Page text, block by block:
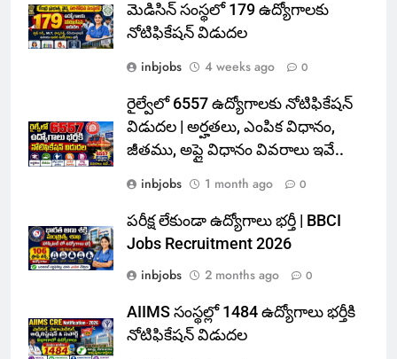
మెడిసిన్ సంస్థలో 179 ఉద్యోగాలకు
నోటిఫికేషన్ విడుదల
inbjobs
4 weeks ago 0
రైల్వేలో 6557 ఉద్యోగాలకు నోటిఫికేషన్
విడుదల | అర్హతలు, ఎంపిక విధానం,
జీతము, అప్లై విధానం వివరాలు ఇవే..
inbjobs
1 month ago 0
పరీక్ష లేకుండా ఉద్యోగాలు భర్తీ | BBCI
Jobs Recruitment 2026
inbjobs
2 months ago 0
AIIMS సంస్థల్లో 1484 ఉద్యోగాలు భర్తీకి
నోటిఫికేషన్ విడుదల